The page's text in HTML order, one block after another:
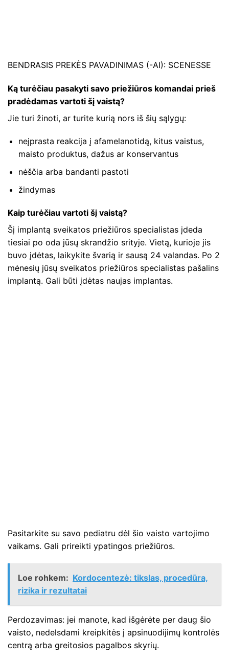
BENDRASIS PREKĖS PAVADINIMAS (-AI): SCENESSE
Ką turėčiau pasakyti savo priežiūros komandai prieš
pradėdamas vartoti šį vaistą?
Jie turi žinoti, ar turite kurią nors iš šių sąlygų:
neįprasta reakcija į afamelanotidą, kitus vaistus,
maisto produktus, dažus ar konservantus
nėščia arba bandanti pastoti
žindymas
Kaip turėčiau vartoti šį vaistą?
Šį implantą sveikatos priežiūros specialistas įdeda
tiesiai po oda jūsų skrandžio srityje. Vietą, kurioje jis
buvo įdėtas, laikykite švarią ir sausą 24 valandas. Po 2
mėnesių jūsų sveikatos priežiūros specialistas pašalins
implantą. Gali būti įdėtas naujas implantas.
Pasitarkite su savo pediatru dėl šio vaisto vartojimo
vaikams. Gali prireikti ypatingos priežiūros.
Loe rohkem: Kordocentezė: tikslas, procedūra,
rizika ir rezultatai
Perdozavimas: jei manote, kad išgėrėte per daug šio
vaisto, nedelsdami kreipkitės į apsinuodijimų kontrolės
centrą arba greitosios pagalbos skyrių.